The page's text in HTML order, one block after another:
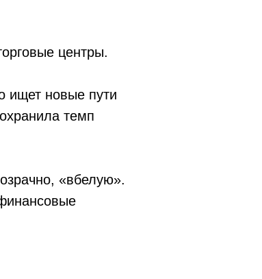
центры.
ищет новые пути
темп
«вбелую».